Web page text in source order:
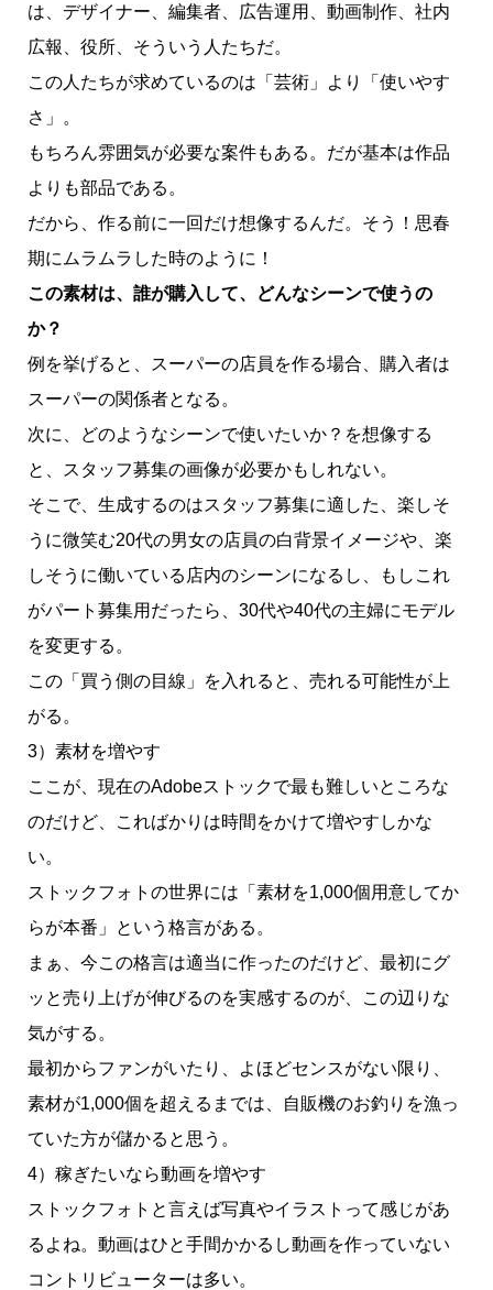
は、デザイナー、編集者、広告運用、動画制作、社内
広報、役所、そういう人たちだ。
この人たちが求めているのは「芸術」より「使いやす
さ」。
もちろん雰囲気が必要な案件もある。だが基本は作品
よりも部品である。
だから、作る前に一回だけ想像するんだ。そう！思春
期にムラムラした時のように！
この素材は、誰が購入して、どんなシーンで使うの
か？
例を挙げると、スーパーの店員を作る場合、購入者は
スーパーの関係者となる。
次に、どのようなシーンで使いたいか？を想像する
と、スタッフ募集の画像が必要かもしれない。
そこで、生成するのはスタッフ募集に適した、楽しそ
うに微笑む20代の男女の店員の白背景イメージや、楽
しそうに働いている店内のシーンになるし、もしこれ
がパート募集用だったら、30代や40代の主婦にモデル
を変更する。
この「買う側の目線」を入れると、売れる可能性が上
がる。
3）素材を増やす
ここが、現在のAdobeストックで最も難しいところな
のだけど、こればかりは時間をかけて増やすしかな
い。
ストックフォトの世界には「素材を1,000個用意してか
らが本番」という格言がある。
まぁ、今この格言は適当に作ったのだけど、最初にグ
ッと売り上げが伸びるのを実感するのが、この辺りな
気がする。
最初からファンがいたり、よほどセンスがない限り、
素材が1,000個を超えるまでは、自販機のお釣りを漁っ
ていた方が儲かると思う。
4）稼ぎたいなら動画を増やす
ストックフォトと言えば写真やイラストって感じがあ
るよね。動画はひと手間かかるし動画を作っていない
コントリビューターは多い。